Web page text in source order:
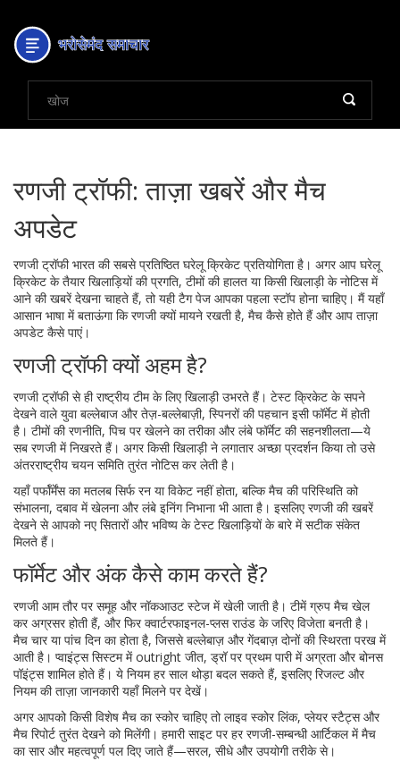
रणजी ट्रॉफी: ताज़ा खबरें और मैच
अपडेट
रणजी ट्रॉफी भारत की सबसे प्रतिष्ठित घरेलू क्रिकेट प्रतियोगिता है। अगर आप घरेलू
क्रिकेट के तैयार खिलाड़ियों की प्रगति, टीमों की हालत या किसी खिलाड़ी के नोटिस में
आने की खबरें देखना चाहते हैं, तो यही टैग पेज आपका पहला स्टॉप होना चाहिए। मैं यहाँ
आसान भाषा में बताऊंगा कि रणजी क्यों मायने रखती है, मैच कैसे होते हैं और आप ताज़ा
अपडेट कैसे पाएं।
रणजी ट्रॉफी क्यों अहम है?
रणजी ट्रॉफी से ही राष्ट्रीय टीम के लिए खिलाड़ी उभरते हैं। टेस्ट क्रिकेट के सपने
देखने वाले युवा बल्लेबाज और तेज़-बल्लेबाज़ी, स्पिनरों की पहचान इसी फॉर्मेट में होती
है। टीमों की रणनीति, पिच पर खेलने का तरीका और लंबे फॉर्मेट की सहनशीलता—ये
सब रणजी में निखरते हैं। अगर किसी खिलाड़ी ने लगातार अच्छा प्रदर्शन किया तो उसे
अंतरराष्ट्रीय चयन समिति तुरंत नोटिस कर लेती है।
यहाँ पर्फॉर्मेंस का मतलब सिर्फ रन या विकेट नहीं होता, बल्कि मैच की परिस्थिति को
संभालना, दबाव में खेलना और लंबे इनिंग निभाना भी आता है। इसलिए रणजी की खबरें
देखने से आपको नए सितारों और भविष्य के टेस्ट खिलाड़ियों के बारे में सटीक संकेत
मिलते हैं।
फॉर्मेट और अंक कैसे काम करते हैं?
रणजी आम तौर पर समूह और नॉकआउट स्टेज में खेली जाती है। टीमें ग्रुप मैच खेल
कर अग्रसर होती हैं, और फिर क्वार्टरफाइनल-प्लस राउंड के जरिए विजेता बनती है।
मैच चार या पांच दिन का होता है, जिससे बल्लेबाज़ और गेंदबाज़ दोनों की स्थिरता परख में
आती है। प्वाइंट्स सिस्टम में outright जीत, ड्रॉ पर प्रथम पारी में अग्रता और बोनस
पॉइंट्स शामिल होते हैं। ये नियम हर साल थोड़ा बदल सकते हैं, इसलिए रिजल्ट और
नियम की ताज़ा जानकारी यहाँ मिलने पर देखें।
अगर आपको किसी विशेष मैच का स्कोर चाहिए तो लाइव स्कोर लिंक, प्लेयर स्टैट्स और
मैच रिपोर्ट तुरंत देखने को मिलेंगी। हमारी साइट पर हर रणजी-सम्बन्धी आर्टिकल में मैच
का सार और महत्वपूर्ण पल दिए जाते हैं—सरल, सीधे और उपयोगी तरीके से।